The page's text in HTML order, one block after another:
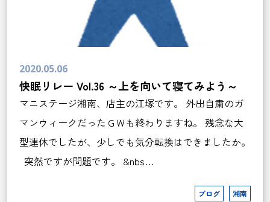
2020.05.06
快眠リレー Vol.36 ～上を向いて寝てみよう～
マニステージ湘南、店主の江塚です。 外出自粛のガ
マンウィークだったＧＷも終わりますね。 残念な大
型連休でしたが、少しでも気分転換はできましたか。
突然ですが問題です。 &nbs…
ブログ 湘南